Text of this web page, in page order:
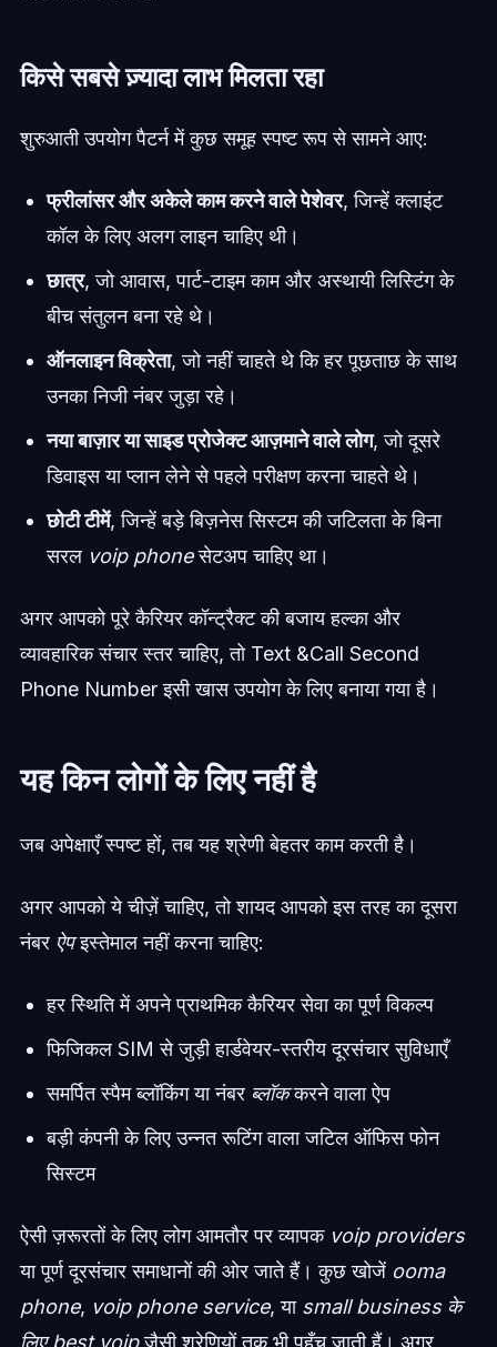
किसे सबसे ज़्यादा लाभ मिलता रहा
शुरुआती उपयोग पैटर्न में कुछ समूह स्पष्ट रूप से सामने आए:
फ्रीलांसर और अकेले काम करने वाले पेशेवर, जिन्हें क्लाइंट
कॉल के लिए अलग लाइन चाहिए थी।
छात्र, जो आवास, पार्ट-टाइम काम और अस्थायी लिस्टिंग के
बीच संतुलन बना रहे थे।
ऑनलाइन विक्रेता, जो नहीं चाहते थे कि हर पूछताछ के साथ
उनका निजी नंबर जुड़ा रहे।
नया बाज़ार या साइड प्रोजेक्ट आज़माने वाले लोग, जो दूसरे
डिवाइस या प्लान लेने से पहले परीक्षण करना चाहते थे।
छोटी टीमें, जिन्हें बड़े बिज़नेस सिस्टम की जटिलता के बिना
सरल voip phoneसेटअप चाहिए था।
अगर आपको पूरे कैरियर कॉन्ट्रैक्ट की बजाय हल्का और
व्यावहारिक संचार स्तर चाहिए, तो Text &Call Second
Phone Number इसी खास उपयोग के लिए बनाया गया है।
यह किन लोगों के लिए नहीं है
जब अपेक्षाएँ स्पष्ट हों, तब यह श्रेणी बेहतर काम करती है।
अगर आपको ये चीज़ें चाहिए, तो शायद आपको इस तरह का दूसरा
नंबर ऐपइस्तेमाल नहीं करना चाहिए:
हर स्थिति में अपने प्राथमिक कैरियर सेवा का पूर्ण विकल्प
फिजिकल SIM से जुड़ी हार्डवेयर-स्तरीय दूरसंचार सुविधाएँ
समर्पित स्पैम ब्लॉकिंग या नंबर ब्लॉककरने वाला ऐप
बड़ी कंपनी के लिए उन्नत रूटिंग वाला जटिल ऑफिस फोन
सिस्टम
ऐसी ज़रूरतों के लिए लोग आमतौर पर व्यापक voip providers
या पूर्ण दूरसंचार समाधानों की ओर जाते हैं। कुछ खोजें ooma
phone, voip phone service, या small business के
लिए best voipजैसी श्रेणियों तक भी पहुँच जाती हैं। अगर